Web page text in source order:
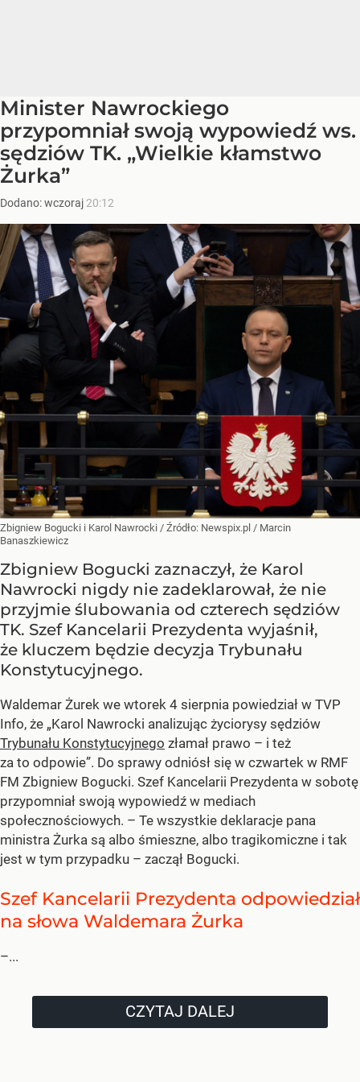
Minister Nawrockiego
przypomniał swoją wypowiedź ws.
sędziów TK. „Wielkie kłamstwo
Żurka”
Dodano:wczoraj 20:12
Zbigniew Bogucki i Karol Nawrocki / Źródło: Newspix.pl / Marcin
Banaszkiewicz
Zbigniew Bogucki zaznaczył, że Karol
Nawrocki nigdy nie zadeklarował, że nie
przyjmie ślubowania od czterech sędziów
TK. Szef Kancelarii Prezydenta wyjaśnił,
że kluczem będzie decyzja Trybunału
Konstytucyjnego.
Waldemar Żurek we wtorek 4 sierpnia powiedział w TVP
Info, że „Karol Nawrocki analizując życiorysy sędziów
Trybunału Konstytucyjnego złamał prawo – i też
za to odpowie”. Do sprawy odniósł się w czwartek w RMF
FM Zbigniew Bogucki. Szef Kancelarii Prezydenta w sobotę
przypomniał swoją wypowiedź w mediach
społecznościowych. – Te wszystkie deklaracje pana
ministra Żurka są albo śmieszne, albo tragikomiczne i tak
jest w tym przypadku – zaczął Bogucki.
Szef Kancelarii Prezydenta odpowiedział
na słowa Waldemara Żurka
–...
CZYTAJ DALEJ